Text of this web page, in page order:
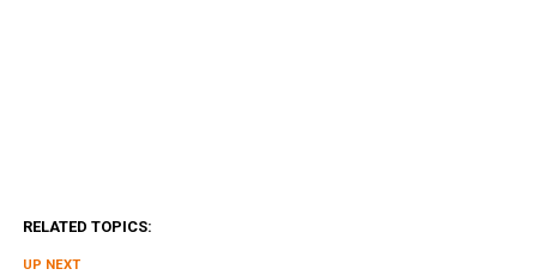
RELATED TOPICS:
UP NEXT